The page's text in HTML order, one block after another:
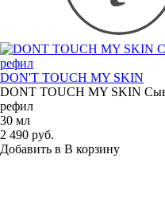
DON'T TOUCH MY SKIN
DONT TOUCH MY SKIN
рефил
30 мл
2 490 руб.
Добавить в В корзину